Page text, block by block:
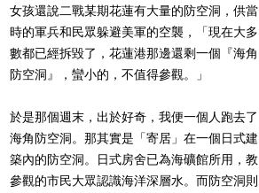
女孩還說二戰某期花蓮有大量的防空洞，供當
時的軍兵和民眾躲避美軍的空襲，「現在大多
數都已經拆毀了，花蓮港那邊還剩一個『海角
防空洞』，蠻小的，不值得參觀。」
於是那個週末，出於好奇，我便一個人跑去了
海角防空洞。那其實是「寄居」在一個日式建
築內的防空洞。日式房舍已為海礦館所用，教
參觀的市民大眾認識海洋深層水。而防空洞則